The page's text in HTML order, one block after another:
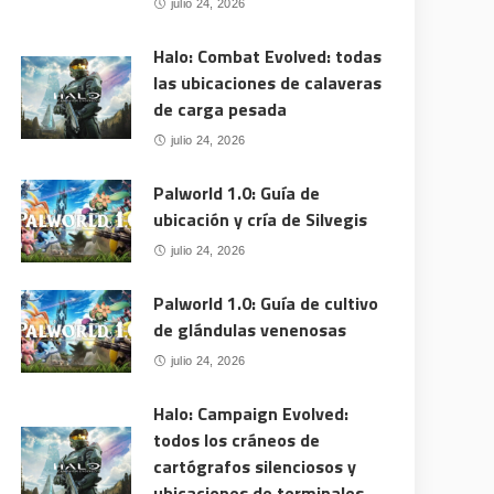
julio 24, 2026
Halo: Combat Evolved: todas
las ubicaciones de calaveras
de carga pesada
julio 24, 2026
Palworld 1.0: Guía de
ubicación y cría de Silvegis
julio 24, 2026
Palworld 1.0: Guía de cultivo
de glándulas venenosas
julio 24, 2026
Halo: Campaign Evolved:
todos los cráneos de
cartógrafos silenciosos y